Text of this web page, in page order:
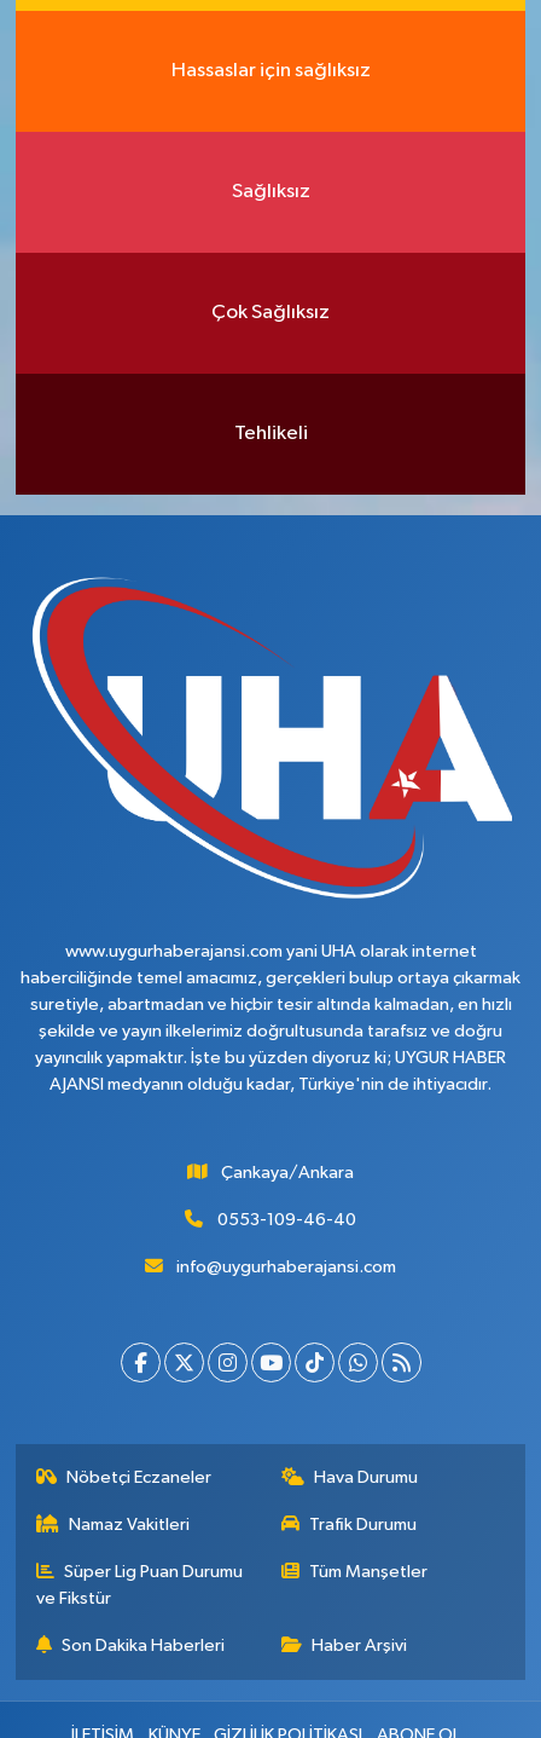
Hassaslar için sağlıksız
Sağlıksız
Çok Sağlıksız
Tehlikeli
www.uygurhaberajansi.com yani UHA olarak internet
haberciliğinde temel amacımız, gerçekleri bulup ortaya çıkarmak
suretiyle, abartmadan ve hiçbir tesir altında kalmadan, en hızlı
şekilde ve yayın ilkelerimiz doğrultusunda tarafsız ve doğru
yayıncılık yapmaktır. İşte bu yüzden diyoruz ki; UYGUR HABER
AJANSI medyanın olduğu kadar, Türkiye'nin de ihtiyacıdır.
Çankaya/Ankara
0553-109-46-40
info@uygurhaberajansi.com
Nöbetçi Eczaneler Hava Durumu
Namaz Vakitleri Trafik Durumu
Süper Lig Puan Durumu
ve Fikstür
Tüm Manşetler
Son Dakika Haberleri Haber Arşivi